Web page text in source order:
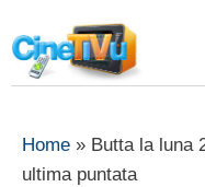
al
contenuto
Home » Butta la luna
ultima puntata